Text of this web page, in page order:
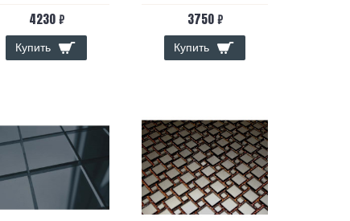
4230 ₽
Купить
3750 ₽
Купить